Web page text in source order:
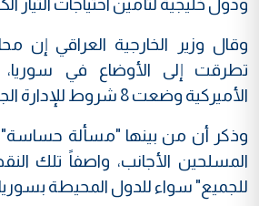
ودول خليجية لتأمين احتياجات التيار
وقال وزير الخارجية العراقي إن
تطرقت إلى الأوضاع في سوريا،
الأميركية وضعت 8 شروط للإدارة الجديدة في دمشق.
وذكر أن من بينها "مسألة حساسة"
المسلحين الأجانب، واصفاً تلك
للجميع" سواء للدول المحيطة بسوريا